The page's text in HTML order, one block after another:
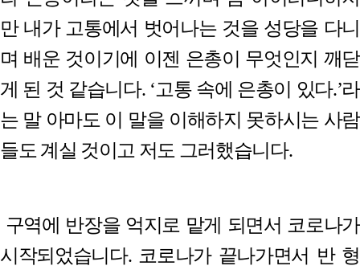
만 내가 고통에서 벗어나는 것을 성당을 다니
며 배운 것이기에 이젠 은총이 무엇인지 깨닫
게 된 것 같습니다. ‘고통 속에 은총이 있다.’라
는 말 아마도 이 말을 이해하지 못하시는 사람
들도 계실 것이고 저도 그러했습니다.
구역에 반장을 억지로 맡게 되면서 코로나가
시작되었습니다. 코로나가 끝나가면서 반 형